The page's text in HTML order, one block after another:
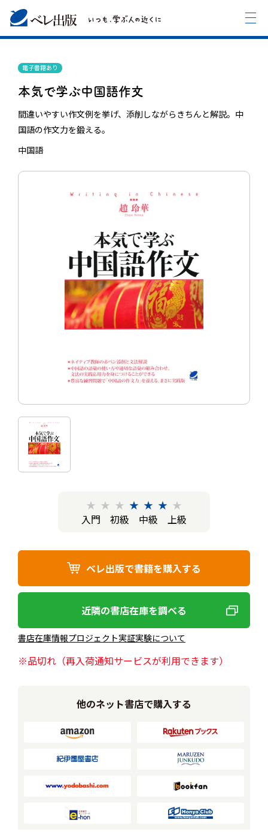
電子書籍あり
本気で学ぶ中国語作文
間違いやすい作文例を挙げ、添削しながらきちんと解説。中
国語の作文力を鍛える。
中国語
★ ★ ★ ★ ★ ★ ★
入門
初級 中級 上級
ベレ出版で書籍を購入する
近隣の書店在庫を調べる
書店在庫情報プロジェクト実証実験について
※品切れ（再入荷通知サービスが利用できます）
他のネット書店で購入する